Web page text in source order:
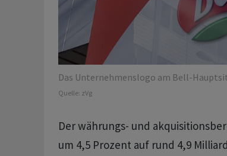
Das Unternehmenslogo am Bell-
Quelle: zVg
Der währungs- und
um 4,5 Prozent auf rund 4,9